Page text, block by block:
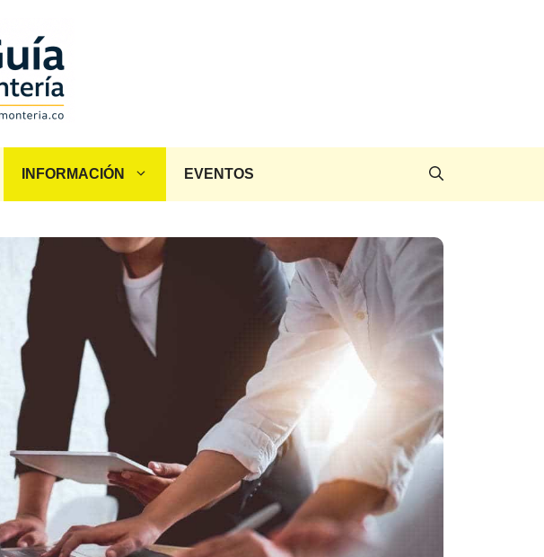
INFORMACIÓN EVENTOS